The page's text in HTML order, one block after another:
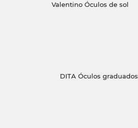
Valentino Óculos de sol
DITA Óculos graduados